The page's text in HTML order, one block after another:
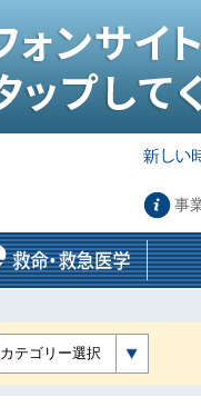
事
カテゴリー選択